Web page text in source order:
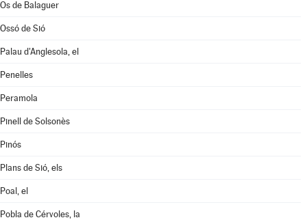
Os de Balaguer
Ossó de Sió
Palau d'Anglesola, el
Penelles
Peramola
Pinell de Solsonès
Pinós
Plans de Sió, els
Poal, el
Pobla de Cérvoles, la